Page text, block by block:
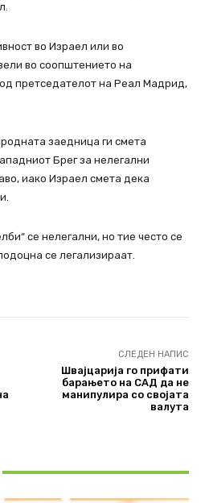
во Израел или во
во соопштението на
претседателот на Реал Мадрид,
заедница ги смета
Брег за нелегални
иако Израел смета дека
се нелегални, но тие често се
се легализираат.
СЛЕДЕН НАПИС
Швајцарија го прифати
барањето на САД да не
манипулира со својата
валута